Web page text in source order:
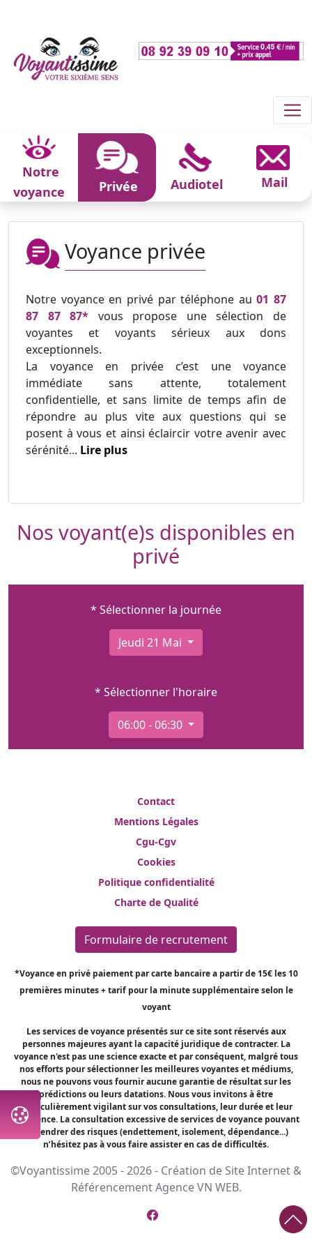
Notre
voyance
Privée Audiotel Mail
Voyance privée
Notre voyance en privé par téléphone au01 87
87 87 87* vous propose une sélection de
voyantes et voyants sérieux aux dons
exceptionnels.
La voyance en privée c’est une voyance
immédiate sans attente, totalement
confidentielle, et sans limite de temps afin de
répondre au plus vite aux questions qui se
posent à vous et ainsi éclaircir votre avenir avec
sérénité... Lire plus
Nos voyant(e)s disponibles en
privé
* Sélectionner la journée
Jeudi 21 Mai
* Sélectionner l'horaire
06:00 - 06:30
Contact
Mentions Légales
Cgu-Cgv
Cookies
Politique confidentialité
Charte de Qualité
Formulaire de recrutement
*Voyance en privé paiement par carte bancaire a partir de 15€ les 10
premières minutes + tarif pour la minute supplémentaire selon le
voyant
Les services de voyance présentés sur ce site sont réservés aux
personnes majeures ayant la capacité juridique de contracter. La
voyance n'est pas une science exacte et par conséquent, malgré tous
nos efforts pour sélectionner les meilleures voyantes et médiums,
nous ne pouvons vous fournir aucune garantie de résultat sur les
prédictions ou leurs datations. Nous vous invitons à être
particulièrement vigilant sur vos consultations, leur durée et leur
fréquence. La consultation excessive de services de voyance pouvant
engendrer des risques (endettement, isolement, dépendance...)
n’hésitez pas à vous faire assister en cas de difficultés.
©Voyantissime 2005 - 2026 - Création de Site Internet &
RéférencementAgence VN WEB.